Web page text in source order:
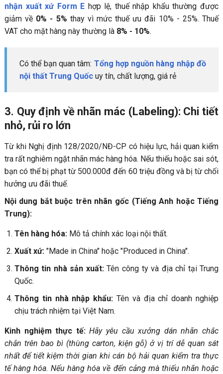
nhận xuất xứ Form E hợp lệ, thuế nhập khẩu thường được
giảm về 0% - 5% thay vì mức thuế ưu đãi 10% - 25%. Thuế
VAT cho mặt hàng này thường là 8% - 10%.
Có thể bạn quan tâm: Tổng hợp nguồn hàng nhập đồ
nội thất Trung Quốc uy tín, chất lượng, giá rẻ
3. Quy định về nhãn mác (Labeling): Chi tiết
nhỏ, rủi ro lớn
Từ khi Nghị định 128/2020/NĐ-CP có hiệu lực, hải quan kiểm
tra rất nghiêm ngặt nhãn mác hàng hóa. Nếu thiếu hoặc sai sót,
bạn có thể bị phạt từ 500.000đ đến 60 triệu đồng và bị từ chối
hưởng ưu đãi thuế.
Nội dung bắt buộc trên nhãn gốc (Tiếng Anh hoặc Tiếng
Trung):
Tên hàng hóa:Mô tả chính xác loại nội thất.
Xuất xứ:"Made in China" hoặc "Produced in China".
Thông tin nhà sản xuất:Tên công ty và địa chỉ tại Trung
Quốc.
Thông tin nhà nhập khẩu: Tên và địa chỉ doanh nghiệp
chịu trách nhiệm tại Việt Nam.
Kinh nghiệm thực tế:Hãy yêu cầu xưởng dán nhãn chắc
chắn trên bao bì (thùng carton, kiện gỗ) ở vị trí dễ quan sát
nhất để tiết kiệm thời gian khi cán bộ hải quan kiểm tra thực
tế hàng hóa. Nếu hàng hóa về đến cảng mà thiếu nhãn hoặc